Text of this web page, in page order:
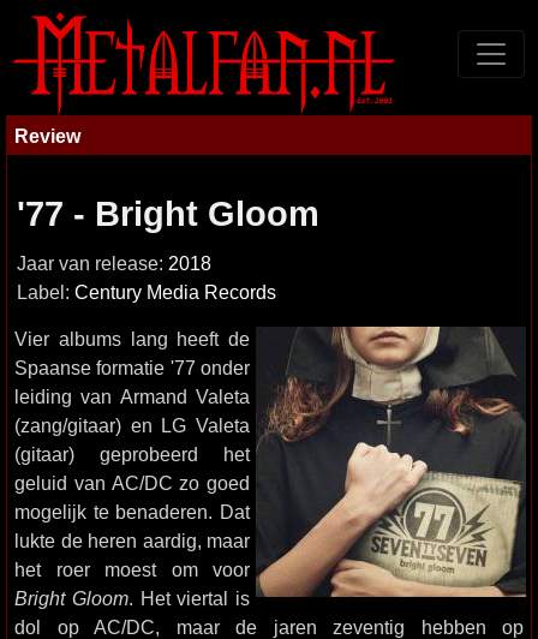
Review
'77 - Bright Gloom
Jaar van release: 2018
Label: Century Media Records
Vier albums lang heeft de
Spaanse formatie '77 onder
leiding van Armand Valeta
(zang/gitaar) en LG Valeta
(gitaar) geprobeerd het
geluid van AC/DC zo goed
mogelijk te benaderen. Dat
lukte de heren aardig, maar
het roer moest om voor
Bright Gloom. Het viertal is
dol op AC/DC, maar de jaren zeventig hebben op